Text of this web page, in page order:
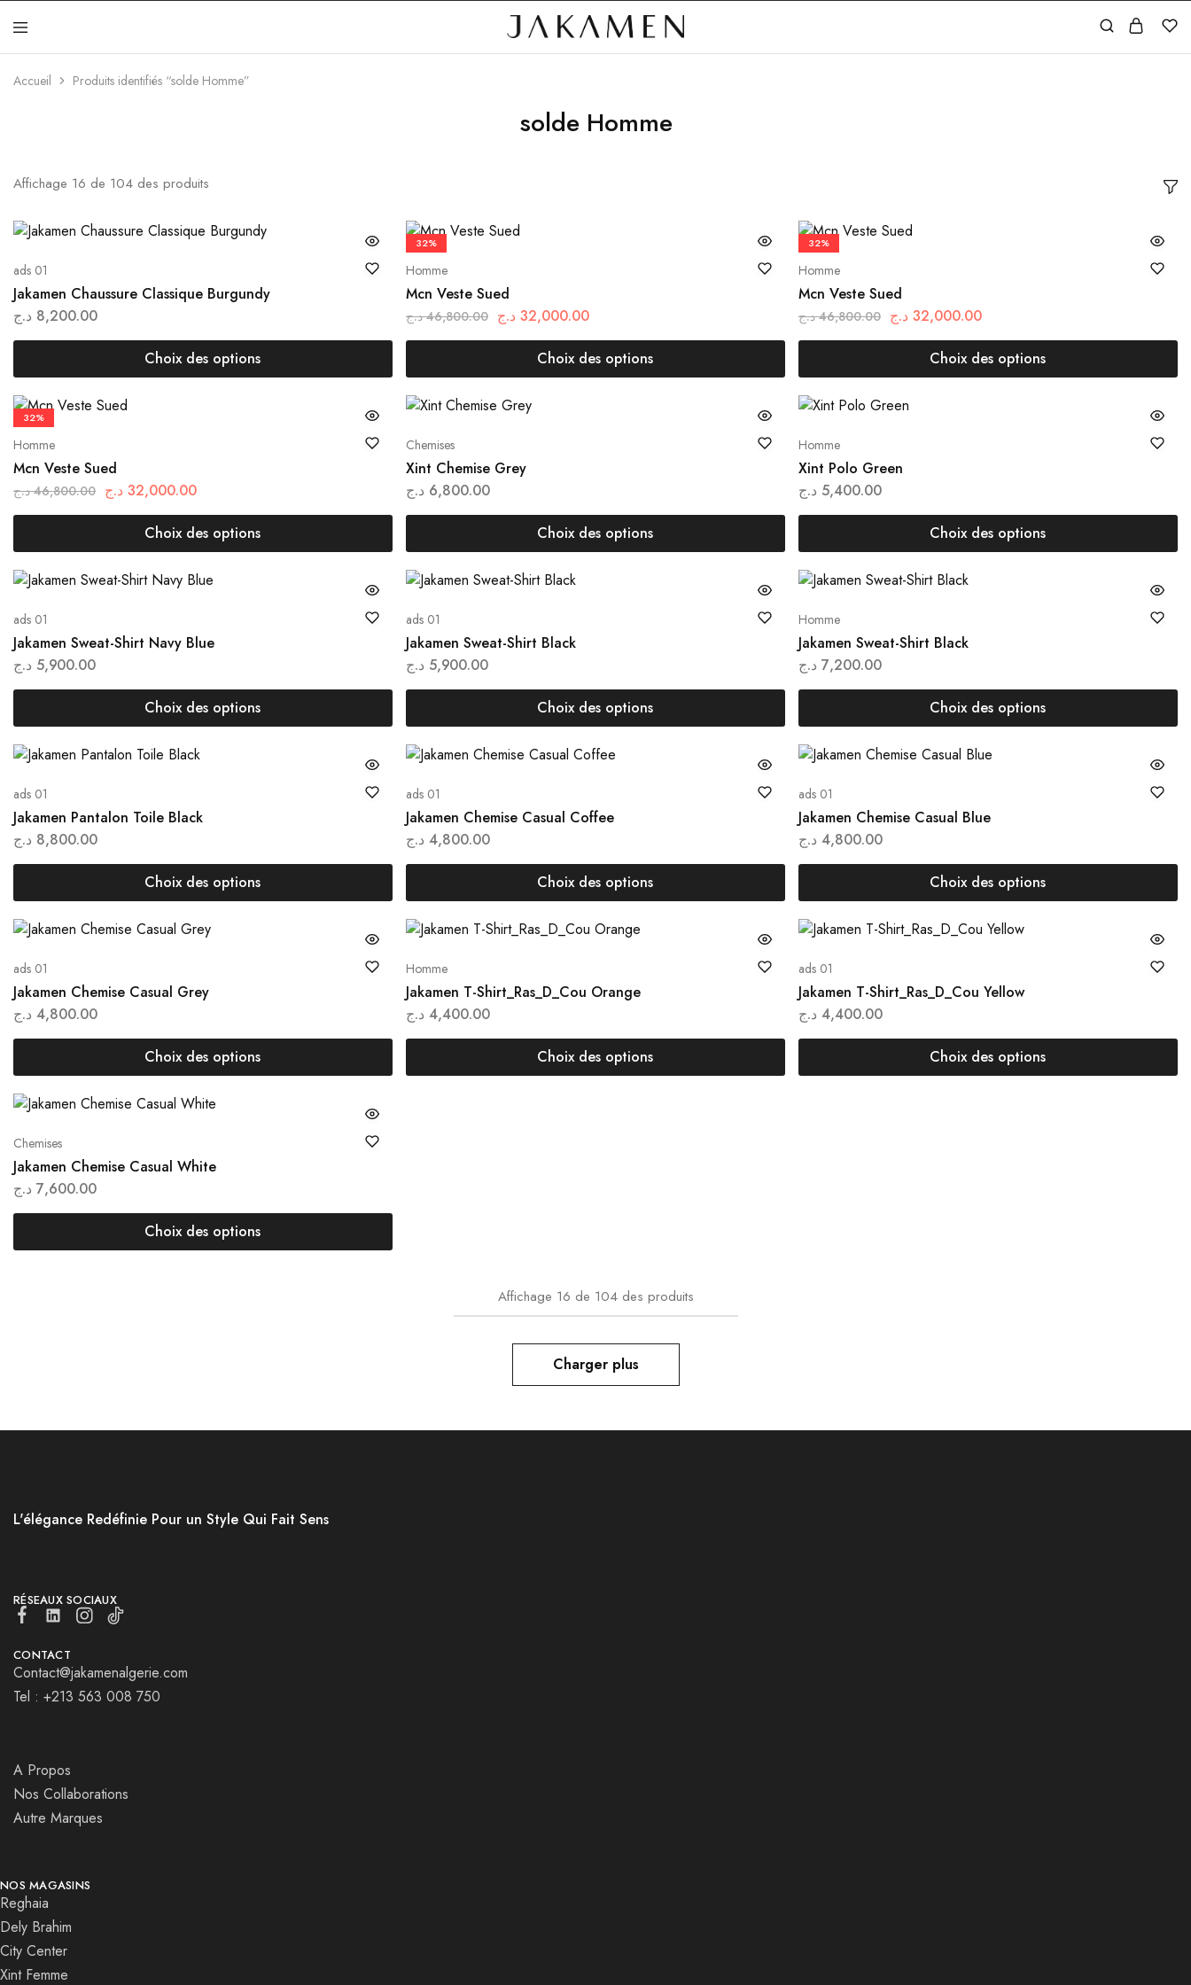
Algérie
Accueil Produits identifiés “solde Homme”
solde Homme
Affichage 16 de 104 des produits
ads 01
Jakamen Chaussure Classique Burgundy
8,200.00 د.ج
Choix des options
32%
Homme
Mcn Veste Sued
46,800.00 د.ج 32,000.00 د.ج
Choix des options
32%
Homme
Mcn Veste Sued
46,800.00 د.ج 32,000.00 د.ج
Choix des options
32%
Homme
Mcn Veste Sued
46,800.00 د.ج 32,000.00 د.ج
Choix des options
Chemises
Xint Chemise Grey
6,800.00 د.ج
Choix des options
Homme
Xint Polo Green
5,400.00 د.ج
Choix des options
ads 01
Jakamen Sweat-Shirt Navy Blue
5,900.00 د.ج
Choix des options
ads 01
Jakamen Sweat-Shirt Black
5,900.00 د.ج
Choix des options
Homme
Jakamen Sweat-Shirt Black
7,200.00 د.ج
Choix des options
ads 01
Jakamen Pantalon Toile Black
8,800.00 د.ج
Choix des options
ads 01
Jakamen Chemise Casual Coffee
4,800.00 د.ج
Choix des options
ads 01
Jakamen Chemise Casual Blue
4,800.00 د.ج
Choix des options
ads 01
Jakamen Chemise Casual Grey
4,800.00 د.ج
Choix des options
Homme
Jakamen T-Shirt_Ras_D_Cou Orange
4,400.00 د.ج
Choix des options
ads 01
Jakamen T-Shirt_Ras_D_Cou Yellow
4,400.00 د.ج
Choix des options
Chemises
Jakamen Chemise Casual White
7,600.00 د.ج
Choix des options
Affichage 16 de 104 des produits
Charger plus
L'élégance Redéfinie Pour un Style Qui Fait Sens
RÉSEAUX SOCIAUX
CONTACT
Contact@jakamenalgerie.com
Tel : +213 563 008 750
A Propos
Nos Collaborations
Autre Marques
NOS MAGASINS
Reghaia
Dely Brahim
City Center
Xint Femme